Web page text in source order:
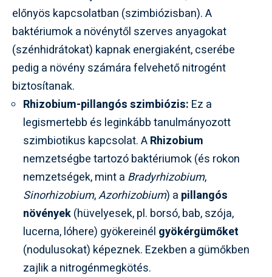
előnyös kapcsolatban (szimbiózisban). A
baktériumok a növénytől szerves anyagokat
(szénhidrátokat) kapnak energiaként, cserébe
pedig a növény számára felvehető nitrogént
biztosítanak.
Rhizobium-pillangós szimbiózis: Ez a
legismertebb és leginkább tanulmányozott
szimbiotikus kapcsolat. ARhizobium
nemzetségbe tartozó baktériumok (és rokon
nemzetségek, mint a Bradyrhizobium,
Sinorhizobium,Azorhizobium) a pillangós
növények(hüvelyesek, pl. borsó, bab, szója,
lucerna, lóhere) gyökereinél gyökérgümőket
(nodulusokat) képeznek. Ezekben a gümőkben
zajlik a nitrogénmegkötés.